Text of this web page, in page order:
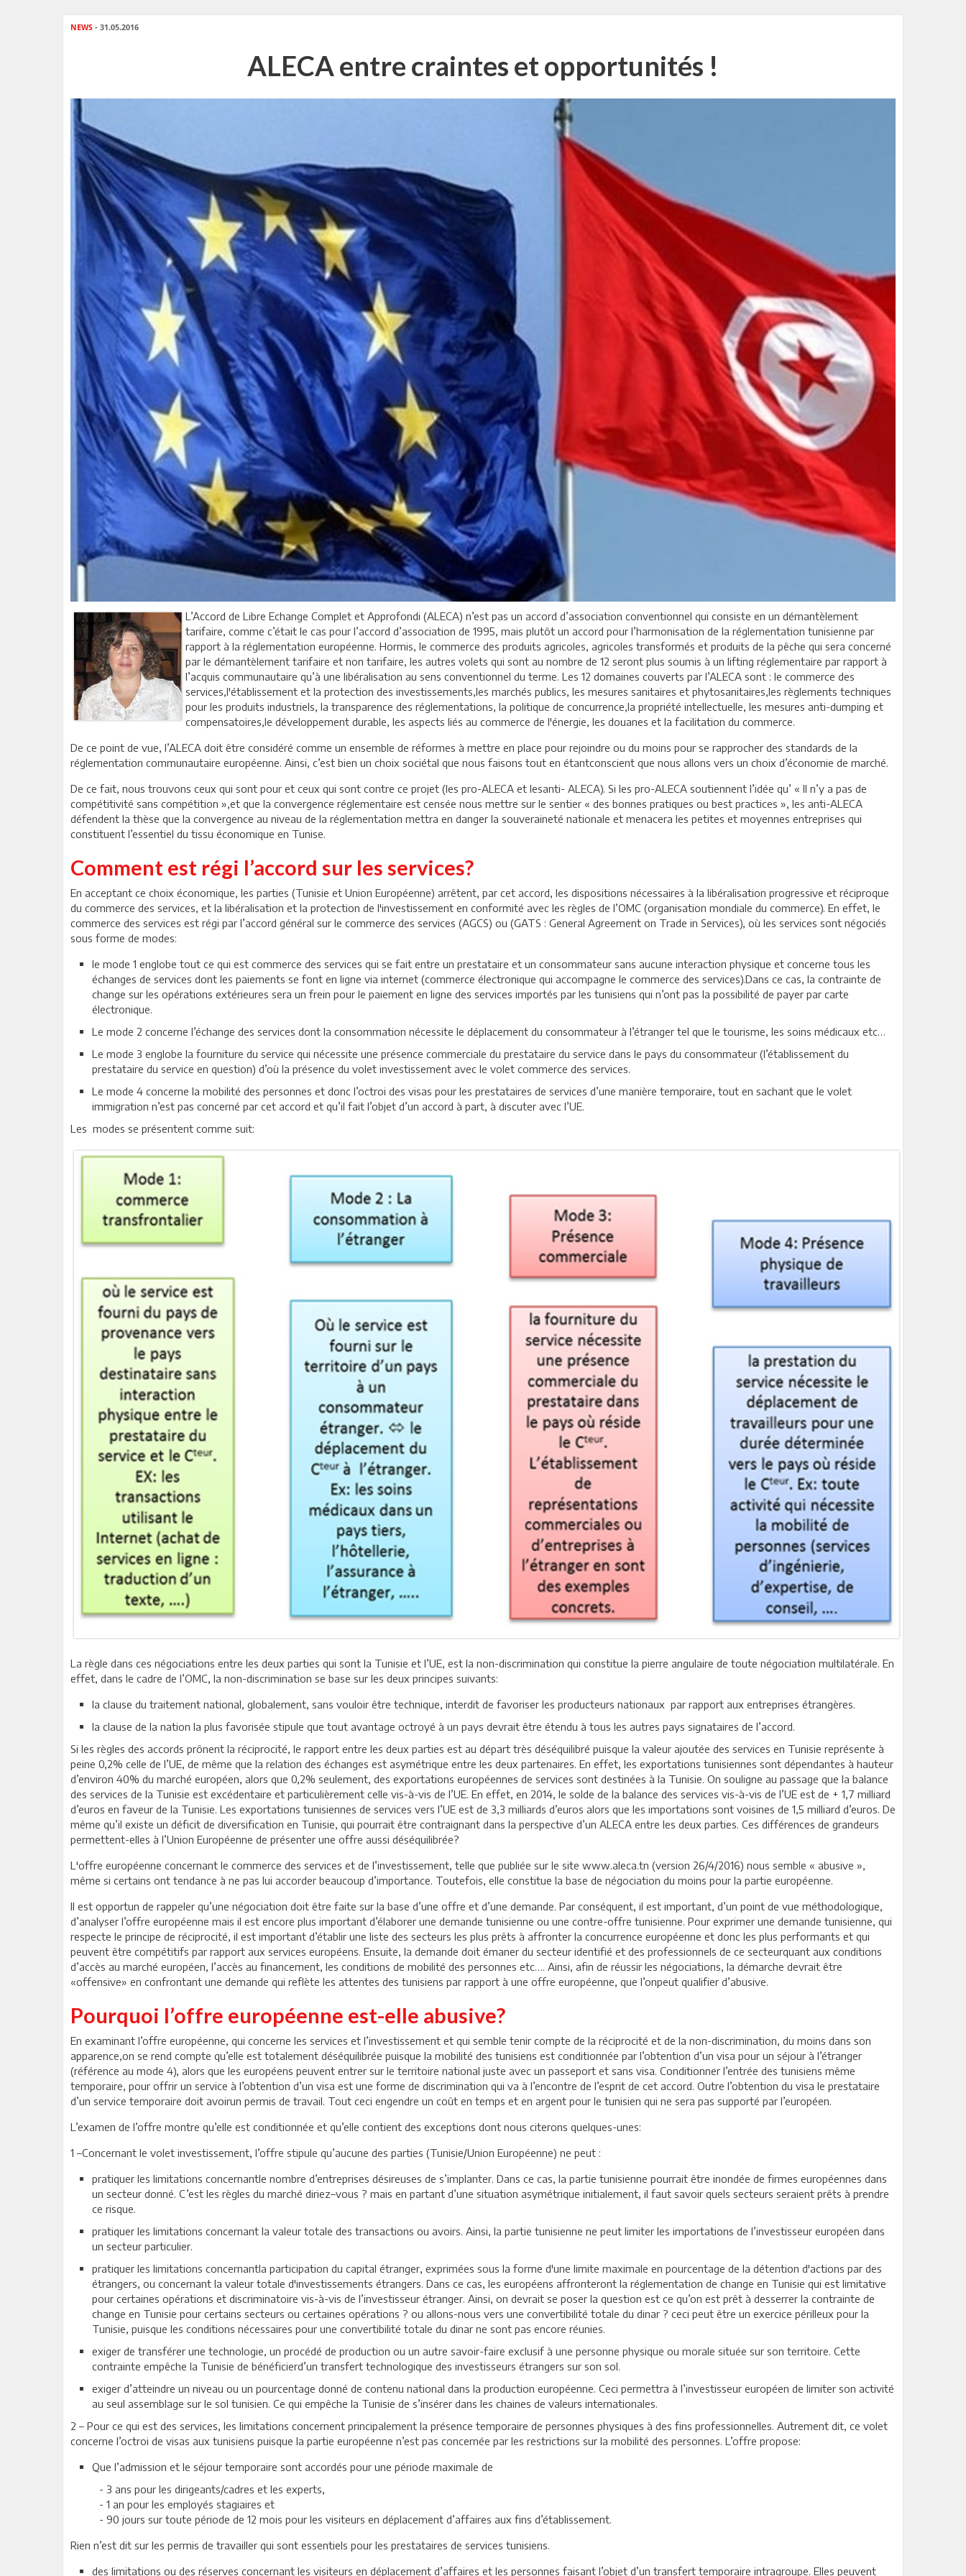
NEWS - 31.05.2016
ALECA entre craintes et opportunités !
L’Accord de Libre Echange Complet et Approfondi (ALECA) n’est pas un accord d’association conventionnel qui consiste en un démantèlement
tarifaire, comme c’était le cas pour l’accord d’association de 1995, mais plutôt un accord pour l’harmonisation de la réglementation tunisienne par
rapport à la réglementation européenne. Hormis, le commerce des produits agricoles, agricoles transformés et produits de la pêche qui sera concerné
par le démantèlement tarifaire et non tarifaire, les autres volets qui sont au nombre de 12 seront plus soumis à un lifting réglementaire par rapport à
l’acquis communautaire qu’à une libéralisation au sens conventionnel du terme. Les 12 domaines couverts par l’ALECA sont : le commerce des
services,l'établissement et la protection des investissements,les marchés publics, les mesures sanitaires et phytosanitaires,les règlements techniques
pour les produits industriels, la transparence des réglementations, la politique de concurrence,la propriété intellectuelle, les mesures anti-dumping et
compensatoires,le développement durable, les aspects liés au commerce de l'énergie, les douanes et la facilitation du commerce.
De ce point de vue, l’ALECA doit être considéré comme un ensemble de réformes à mettre en place pour rejoindre ou du moins pour se rapprocher des standards de la
réglementation communautaire européenne. Ainsi, c’est bien un choix sociétal que nous faisons tout en étantconscient que nous allons vers un choix d’économie de marché.
De ce fait, nous trouvons ceux qui sont pour et ceux qui sont contre ce projet (les pro-ALECA et lesanti- ALECA). Si les pro-ALECA soutiennent l’idée qu’ « Il n’y a pas de
compétitivité sans compétition »,et que la convergence réglementaire est censée nous mettre sur le sentier « des bonnes pratiques ou best practices », les anti-ALECA
défendent la thèse que la convergence au niveau de la réglementation mettra en danger la souveraineté nationale et menacera les petites et moyennes entreprises qui
constituent l’essentiel du tissu économique en Tunise.
Comment est régi l’accord sur les services?
En acceptant ce choix économique, les parties (Tunisie et Union Européenne) arrêtent, par cet accord, les dispositions nécessaires à la libéralisation progressive et réciproque
du commerce des services, et la libéralisation et la protection de l'investissement en conformité avec les règles de l’OMC (organisation mondiale du commerce). En effet, le
commerce des services est régi par l’accord général sur le commerce des services (AGCS) ou (GATS : General Agreement on Trade in Services), où les services sont négociés
sous forme de modes:
le mode 1 englobe tout ce qui est commerce des services qui se fait entre un prestataire et un consommateur sans aucune interaction physique et concerne tous les
échanges de services dont les paiements se font en ligne via internet (commerce électronique qui accompagne le commerce des services).Dans ce cas, la contrainte de
change sur les opérations extérieures sera un frein pour le paiement en ligne des services importés par les tunisiens qui n’ont pas la possibilité de payer par carte
électronique.
Le mode 2 concerne l’échange des services dont la consommation nécessite le déplacement du consommateur à l’étranger tel que le tourisme, les soins médicaux etc…
Le mode 3 englobe la fourniture du service qui nécessite une présence commerciale du prestataire du service dans le pays du consommateur (l’établissement du
prestataire du service en question) d’où la présence du volet investissement avec le volet commerce des services.
Le mode 4 concerne la mobilité des personnes et donc l’octroi des visas pour les prestataires de services d’une manière temporaire, tout en sachant que le volet
immigration n’est pas concerné par cet accord et qu’il fait l’objet d’un accord à part, à discuter avec l’UE.
Les modes se présentent comme suit:
La règle dans ces négociations entre les deux parties qui sont la Tunisie et l’UE, est la non-discrimination qui constitue la pierre angulaire de toute négociation multilatérale. En
effet, dans le cadre de l’OMC, la non-discrimination se base sur les deux principes suivants:
la clause du traitement national, globalement, sans vouloir être technique, interdit de favoriser les producteurs nationaux par rapport aux entreprises étrangères.
la clause de la nation la plus favorisée stipule que tout avantage octroyé à un pays devrait être étendu à tous les autres pays signataires de l’accord.
Si les règles des accords prônent la réciprocité, le rapport entre les deux parties est au départ très déséquilibré puisque la valeur ajoutée des services en Tunisie représente à
peine 0,2% celle de l’UE, de même que la relation des échanges est asymétrique entre les deux partenaires. En effet, les exportations tunisiennes sont dépendantes à hauteur
d’environ 40% du marché européen, alors que 0,2% seulement, des exportations européennes de services sont destinées à la Tunisie. On souligne au passage que la balance
des services de la Tunisie est excédentaire et particulièrement celle vis-à-vis de l’UE. En effet, en 2014, le solde de la balance des services vis-à-vis de l’UE est de + 1,7 milliard
d’euros en faveur de la Tunisie. Les exportations tunisiennes de services vers l’UE est de 3,3 milliards d’euros alors que les importations sont voisines de 1,5 milliard d’euros. De
même qu’il existe un déficit de diversification en Tunisie, qui pourrait être contraignant dans la perspective d’un ALECA entre les deux parties. Ces différences de grandeurs
permettent-elles à l’Union Européenne de présenter une offre aussi déséquilibrée?
L'offre européenne concernant le commerce des services et de l’investissement, telle que publiée sur le site www.aleca.tn (version 26/4/2016) nous semble « abusive »,
même si certains ont tendance à ne pas lui accorder beaucoup d’importance. Toutefois, elle constitue la base de négociation du moins pour la partie européenne.
Il est opportun de rappeler qu’une négociation doit être faite sur la base d’une offre et d’une demande. Par conséquent, il est important, d’un point de vue méthodologique,
d’analyser l’offre européenne mais il est encore plus important d’élaborer une demande tunisienne ou une contre-offre tunisienne. Pour exprimer une demande tunisienne, qui
respecte le principe de réciprocité, il est important d’établir une liste des secteurs les plus prêts à affronter la concurrence européenne et donc les plus performants et qui
peuvent être compétitifs par rapport aux services européens. Ensuite, la demande doit émaner du secteur identifié et des professionnels de ce secteurquant aux conditions
d’accès au marché européen, l’accès au financement, les conditions de mobilité des personnes etc…. Ainsi, afin de réussir les négociations, la démarche devrait être
«offensive» en confrontant une demande qui reflète les attentes des tunisiens par rapport à une offre européenne, que l’onpeut qualifier d’abusive.
Pourquoi l’offre européenne est-elle abusive?
En examinant l’offre européenne, qui concerne les services et l’investissement et qui semble tenir compte de la réciprocité et de la non-discrimination, du moins dans son
apparence,on se rend compte qu’elle est totalement déséquilibrée puisque la mobilité des tunisiens est conditionnée par l’obtention d’un visa pour un séjour à l’étranger
(référence au mode 4), alors que les européens peuvent entrer sur le territoire national juste avec un passeport et sans visa. Conditionner l’entrée des tunisiens même
temporaire, pour offrir un service à l’obtention d’un visa est une forme de discrimination qui va à l’encontre de l’esprit de cet accord. Outre l’obtention du visa le prestataire
d’un service temporaire doit avoirun permis de travail. Tout ceci engendre un coût en temps et en argent pour le tunisien qui ne sera pas supporté par l’européen.
L’examen de l’offre montre qu’elle est conditionnée et qu’elle contient des exceptions dont nous citerons quelques-unes:
1 –Concernant le volet investissement, l’offre stipule qu’aucune des parties (Tunisie/Union Européenne) ne peut :
pratiquer les limitations concernantle nombre d’entreprises désireuses de s’implanter. Dans ce cas, la partie tunisienne pourrait être inondée de firmes européennes dans
un secteur donné. C’est les règles du marché diriez–vous ? mais en partant d’une situation asymétrique initialement, il faut savoir quels secteurs seraient prêts à prendre
ce risque.
pratiquer les limitations concernant la valeur totale des transactions ou avoirs. Ainsi, la partie tunisienne ne peut limiter les importations de l’investisseur européen dans
un secteur particulier.
pratiquer les limitations concernantla participation du capital étranger, exprimées sous la forme d'une limite maximale en pourcentage de la détention d'actions par des
étrangers, ou concernant la valeur totale d'investissements étrangers. Dans ce cas, les européens affronteront la réglementation de change en Tunisie qui est limitative
pour certaines opérations et discriminatoire vis-à-vis de l’investisseur étranger. Ainsi, on devrait se poser la question est ce qu’on est prêt à desserrer la contrainte de
change en Tunisie pour certains secteurs ou certaines opérations ? ou allons-nous vers une convertibilité totale du dinar ? ceci peut être un exercice périlleux pour la
Tunisie, puisque les conditions nécessaires pour une convertibilité totale du dinar ne sont pas encore réunies.
exiger de transférer une technologie, un procédé de production ou un autre savoir-faire exclusif à une personne physique ou morale située sur son territoire. Cette
contrainte empêche la Tunisie de bénéficierd’un transfert technologique des investisseurs étrangers sur son sol.
exiger d’atteindre un niveau ou un pourcentage donné de contenu national dans la production européenne. Ceci permettra à l’investisseur européen de limiter son activité
au seul assemblage sur le sol tunisien. Ce qui empêche la Tunisie de s’insérer dans les chaines de valeurs internationales.
2 – Pour ce qui est des services, les limitations concernent principalement la présence temporaire de personnes physiques à des fins professionnelles. Autrement dit, ce volet
concerne l’octroi de visas aux tunisiens puisque la partie européenne n’est pas concernée par les restrictions sur la mobilité des personnes. L’offre propose:
Que l’admission et le séjour temporaire sont accordés pour une période maximale de
- 3 ans pour les dirigeants/cadres et les experts,
- 1 an pour les employés stagiaires et
- 90 jours sur toute période de 12 mois pour les visiteurs en déplacement d’affaires aux fins d’établissement.
Rien n’est dit sur les permis de travailler qui sont essentiels pour les prestataires de services tunisiens.
des limitations ou des réserves concernant les visiteurs en déplacement d’affaires et les personnes faisant l’objet d’un transfert temporaire intragroupe. Elles peuvent